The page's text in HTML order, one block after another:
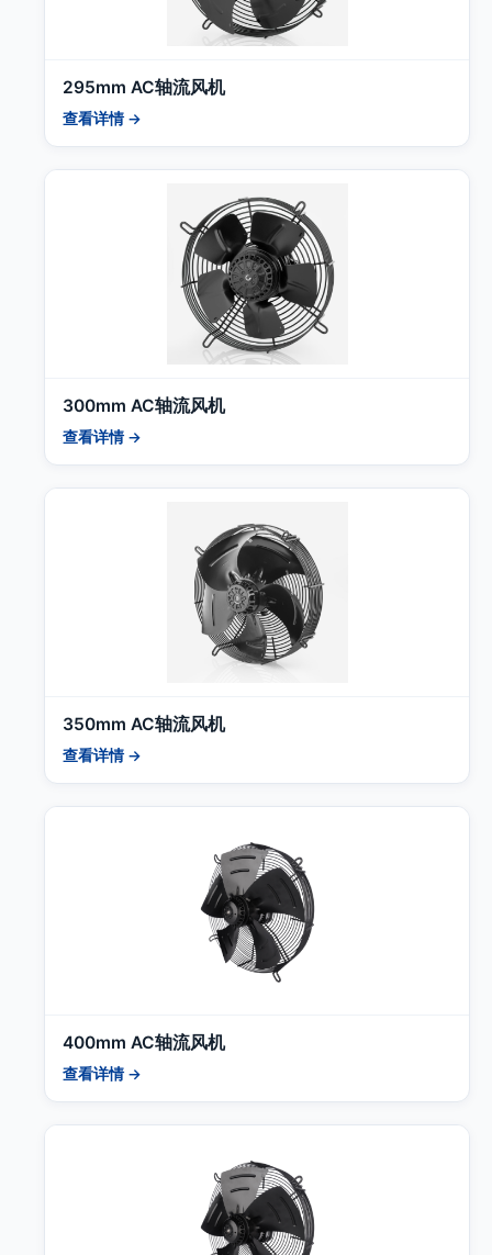
295mm AC轴流风机
查看详情 →
300mm AC轴流风机
查看详情 →
350mm AC轴流风机
查看详情 →
400mm AC轴流风机
查看详情 →